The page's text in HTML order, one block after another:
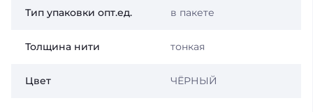
Тип упаковки опт.ед. в пакете
Толщина нити тонкая
Цвет ЧЁРНЫЙ